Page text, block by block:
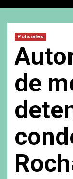
Policiales
de